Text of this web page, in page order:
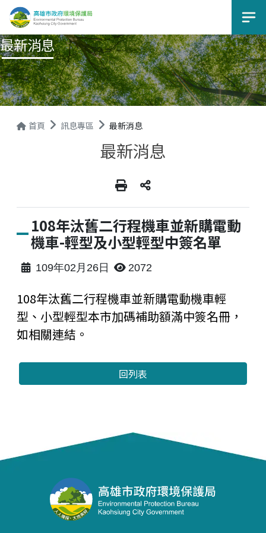
選
最新消息
首頁 訊息專區 最新消息
最新消息
108年汰舊二行程機車並新購電動
機車-輕型及小型輕型中簽名單
109年02月26日 2072
108年汰舊二行程機車並新購電動機車輕
型、小型輕型本市加碼補助額滿中簽名冊，
如相關連結。
回列表